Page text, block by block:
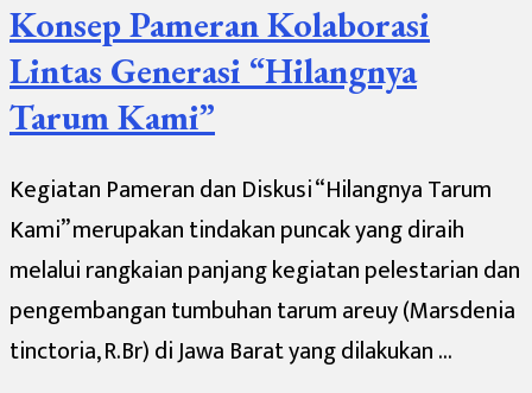
Konsep Pameran Kolaborasi
Lintas Generasi “Hilangnya
Tarum Kami”
Kegiatan Pameran dan Diskusi “Hilangnya Tarum
Kami” merupakan tindakan puncak yang diraih
melalui rangkaian panjang kegiatan pelestarian dan
pengembangan tumbuhan tarum areuy (Marsdenia
tinctoria, R.Br) di Jawa Barat yang dilakukan …